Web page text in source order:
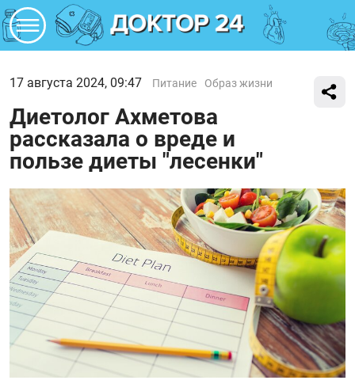
17 августа 2024, 09:47 Питание Образ жизни
Диетолог Ахметова
рассказала о вреде и
пользе диеты "лесенки"